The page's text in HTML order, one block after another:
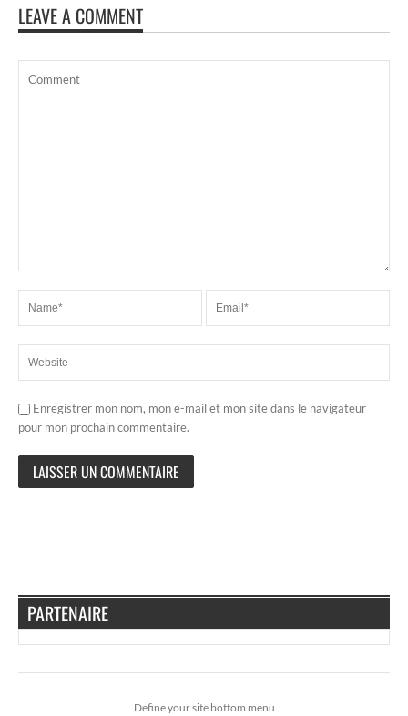
LEAVE A COMMENT
Enregistrer mon nom, mon e-mail et mon site dans le navigateur
pour mon prochain commentaire.
PARTENAIRE
Define your site bottom menu